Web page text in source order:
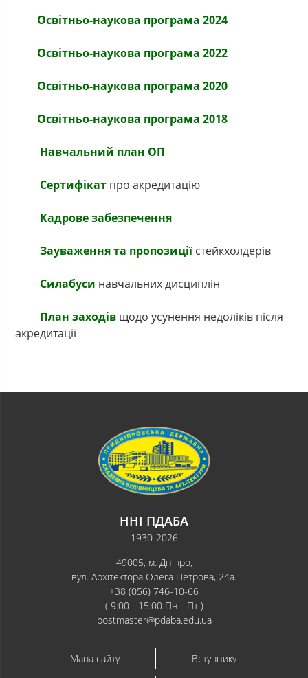
Освітньо-наукова програма 2024
Освітньо-наукова програма 2022
Освітньо-наукова програма 2020
Освітньо-наукова програма 2018
Навчальний план ОП
Сертифікат про акредитацію
Кадрове забезпечення
Зауваження та пропозиції стейкхолдерів
Силабуси навчальних дисциплін
План заходів щодо усунення недоліків після
акредитації
ННІ ПДАБА
1930-2026
49005, м. Дніпро,
вул. Архітектора Олега Петрова, 24а.
+38 (056) 746-10-66
( 9:00 - 15:00 Пн - Пт )
postmaster@pdaba.edu.ua
Мапа сайту Вступнику